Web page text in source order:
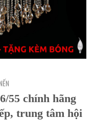
55 chính hãng
trung tâm hội